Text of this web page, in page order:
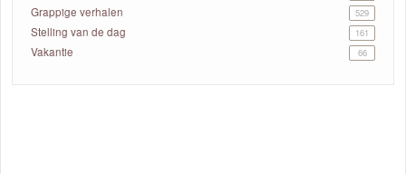
529
Grappige verhalen
161
Stelling van de dag
66
Vakantie